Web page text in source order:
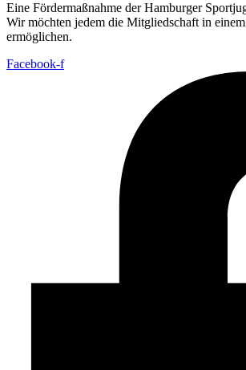
Eine Fördermaßnahme der Hamburger
Wir möchten jedem die Mitgliedschaft in
ermöglichen.
Facebook-f